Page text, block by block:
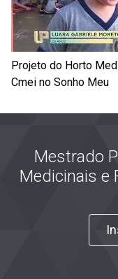
Projeto do Horto
Cmei no Sonho Meu
Mestrado
Medicinais e